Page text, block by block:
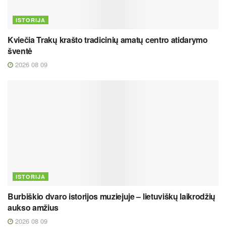
ISTORIJA
Kviečia Trakų krašto tradicinių amatų centro atidarymo
šventė
2026 08 09
ISTORIJA
Burbiškio dvaro istorijos muziejuje – lietuviškų laikrodžių
aukso amžius
2026 08 09